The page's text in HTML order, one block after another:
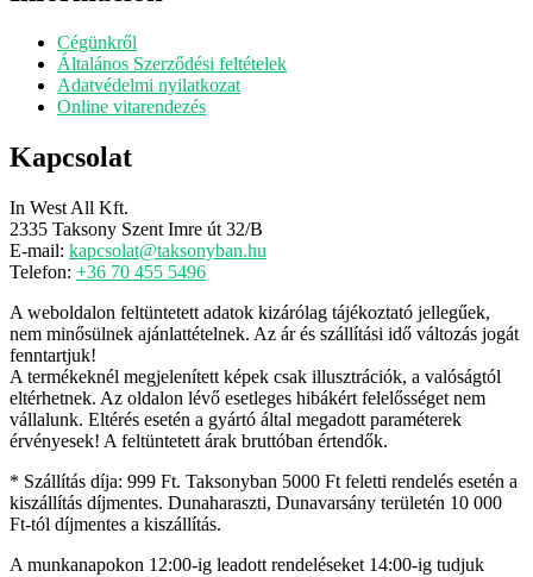
Cégünkről
Általános Szerződési feltételek
Adatvédelmi nyilatkozat
Online vitarendezés
Kapcsolat
In West All Kft.
2335 Taksony Szent Imre út 32/B
E-mail: kapcsolat@taksonyban.hu
Telefon: +36 70 455 5496
A weboldalon feltüntetett adatok kizárólag tájékoztató jellegűek,
nem minősülnek ajánlattételnek. Az ár és szállítási idő változás jogát
fenntartjuk!
A termékeknél megjelenített képek csak illusztrációk, a valóságtól
eltérhetnek. Az oldalon lévő esetleges hibákért felelősséget nem
vállalunk. Eltérés esetén a gyártó által megadott paraméterek
érvényesek! A feltüntetett árak bruttóban értendők.
* Szállítás díja: 999 Ft. Taksonyban 5000 Ft feletti rendelés esetén a
kiszállítás díjmentes. Dunaharaszti, Dunavarsány területén 10 000
Ft-tól díjmentes a kiszállítás.
A munkanapokon 12:00-ig leadott rendeléseket 14:00-ig tudjuk